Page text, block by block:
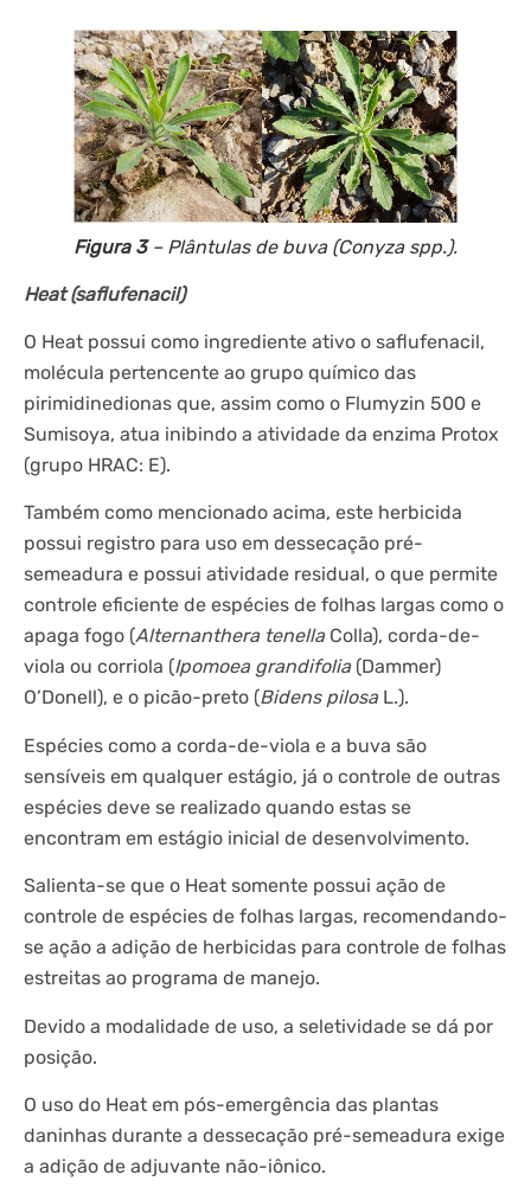
Figura 3 – Plântulas de buva (Conyzaspp.).
Heat (saflufenacil)
O Heat possui como ingrediente ativo o saflufenacil,
molécula pertencente ao grupo químico das
pirimidinedionas que, assim como o Flumyzin 500 e
Sumisoya, atua inibindo a atividade da enzima Protox
(grupo HRAC: E).
Também como mencionado acima, este herbicida
possui registro para uso em dessecação pré-
semeadura e possui atividade residual, o que permite
controle eficiente de espécies de folhas largas como o
apaga fogo (Alternanthera tenellaColla), corda-de-
viola ou corriola (Ipomoea grandifolia(Dammer)
O’Donell), e o picão-preto (Bidens pilosaL.).
Espécies como a corda-de-viola e a buva são
sensíveis em qualquer estágio, já o controle de outras
espécies deve se realizado quando estas se
encontram em estágio inicial de desenvolvimento.
Salienta-se que o Heat somente possui ação de
controle de espécies de folhas largas, recomendando-
se ação a adição de herbicidas para controle de folhas
estreitas ao programa de manejo.
Devido a modalidade de uso, a seletividade se dá por
posição.
O uso do Heat em pós-emergência das plantas
daninhas durante a dessecação pré-semeadura exige
a adição de adjuvante não-iônico.